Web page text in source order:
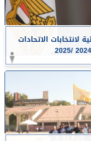
الاتحادات